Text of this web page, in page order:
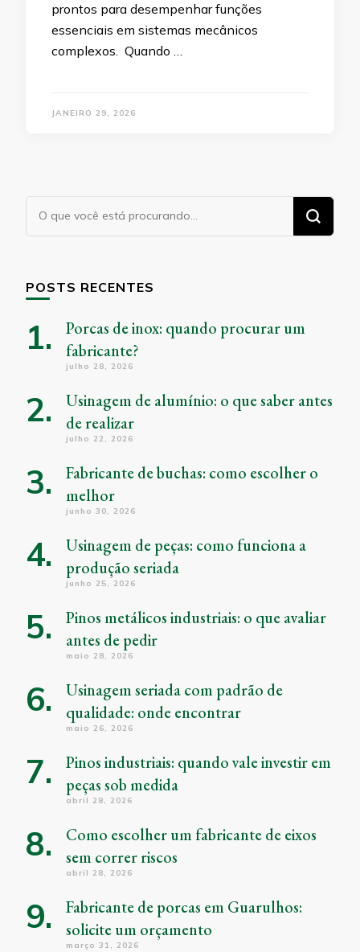
prontos para desempenhar funções
essenciais em sistemas mecânicos
complexos. Quando …
JANEIRO 29, 2026
Procurando
algo?
POSTS RECENTES
Porcas de inox: quando procurar um
fabricante?
julho 28, 2026
Usinagem de alumínio: o que saber antes
de realizar
julho 22, 2026
Fabricante de buchas: como escolher o
melhor
junho 30, 2026
Usinagem de peças: como funciona a
produção seriada
junho 25, 2026
Pinos metálicos industriais: o que avaliar
antes de pedir
maio 28, 2026
Usinagem seriada com padrão de
qualidade: onde encontrar
maio 26, 2026
Pinos industriais: quando vale investir em
peças sob medida
abril 28, 2026
Como escolher um fabricante de eixos
sem correr riscos
abril 28, 2026
Fabricante de porcas em Guarulhos:
solicite um orçamento
março 31, 2026